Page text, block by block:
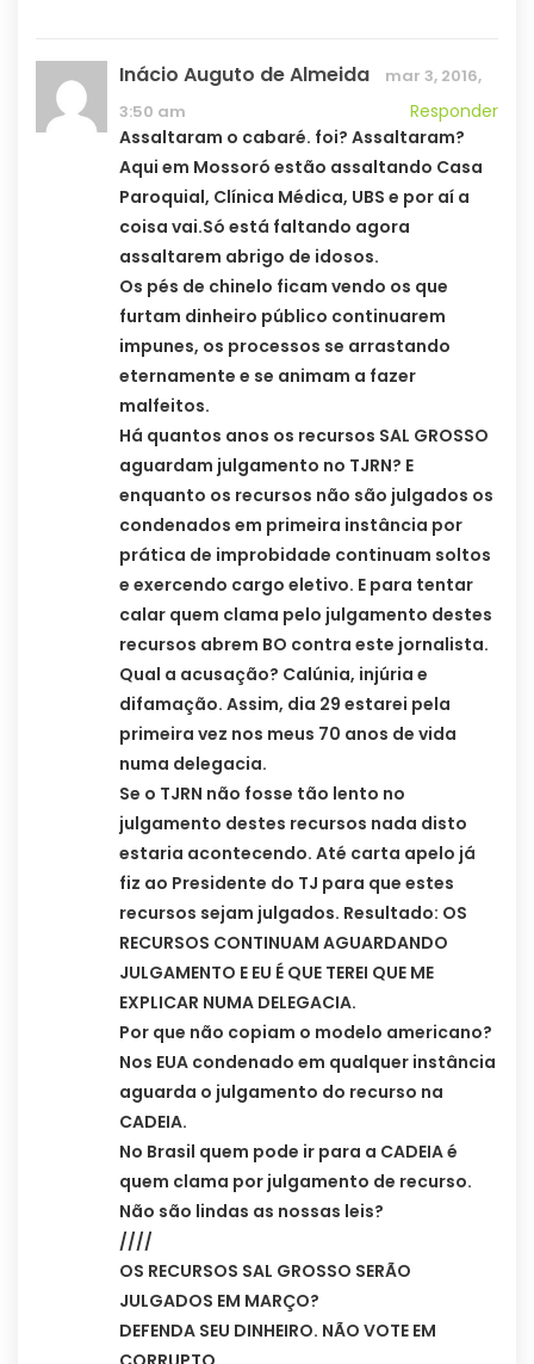
Inácio Auguto de Almeida
mar 3, 2016,
3:50 am
Responder
Assaltaram o cabaré. foi? Assaltaram?
Aqui em Mossoró estão assaltando Casa
Paroquial, Clínica Médica, UBS e por aí a
coisa vai.Só está faltando agora
assaltarem abrigo de idosos.
Os pés de chinelo ficam vendo os que
furtam dinheiro público continuarem
impunes, os processos se arrastando
eternamente e se animam a fazer
malfeitos.
Há quantos anos os recursos SAL GROSSO
aguardam julgamento no TJRN? E
enquanto os recursos não são julgados os
condenados em primeira instância por
prática de improbidade continuam soltos
e exercendo cargo eletivo. E para tentar
calar quem clama pelo julgamento destes
recursos abrem BO contra este jornalista.
Qual a acusação? Calúnia, injúria e
difamação. Assim, dia 29 estarei pela
primeira vez nos meus 70 anos de vida
numa delegacia.
Se o TJRN não fosse tão lento no
julgamento destes recursos nada disto
estaria acontecendo. Até carta apelo já
fiz ao Presidente do TJ para que estes
recursos sejam julgados. Resultado: OS
RECURSOS CONTINUAM AGUARDANDO
JULGAMENTO E EU É QUE TEREI QUE ME
EXPLICAR NUMA DELEGACIA.
Por que não copiam o modelo americano?
Nos EUA condenado em qualquer instância
aguarda o julgamento do recurso na
CADEIA.
No Brasil quem pode ir para a CADEIA é
quem clama por julgamento de recurso.
Não são lindas as nossas leis?
////
OS RECURSOS SAL GROSSO SERÃO
JULGADOS EM MARÇO?
DEFENDA SEU DINHEIRO. NÃO VOTE EM